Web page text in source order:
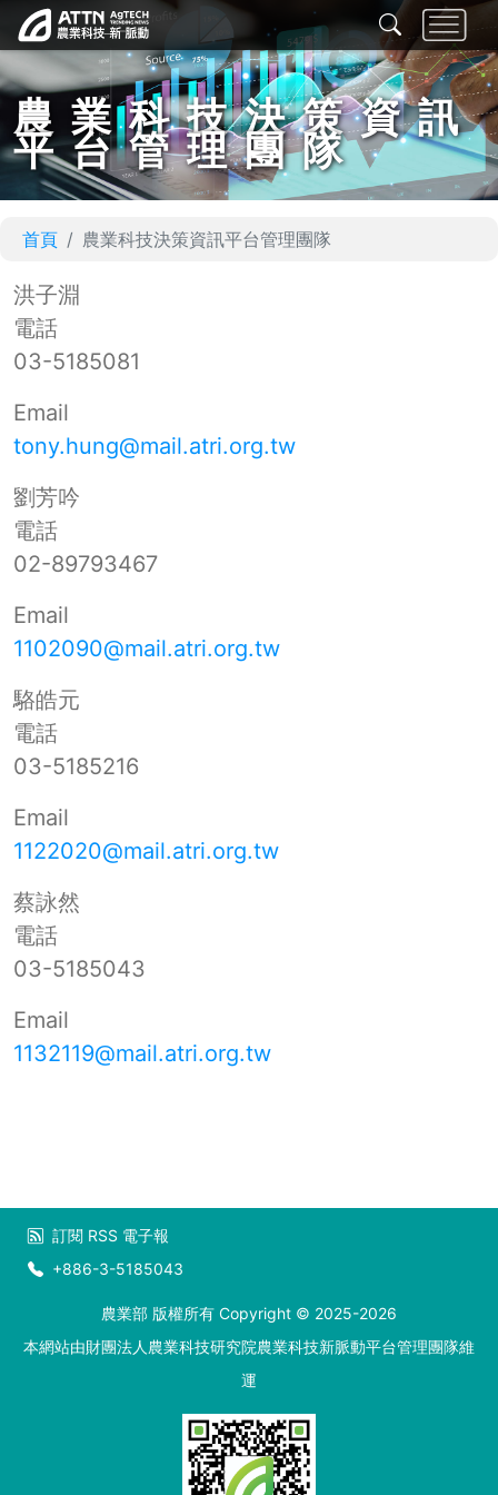
農業科技決策資訊
平台管理團隊
首頁 農業科技決策資訊平台管理團隊
洪子淵
電話
03-5185081
Email
tony.hung@mail.atri.org.tw
劉芳吟
電話
02-89793467
Email
1102090@mail.atri.org.tw
駱皓元
電話
03-5185216
Email
1122020@mail.atri.org.tw
蔡詠然
電話
03-5185043
Email
1132119@mail.atri.org.tw
訂閱 RSS 電子報
+886-3-5185043
農業部 版權所有 Copyright © 2025-2026
本網站由財團法人農業科技研究院農業科技新脈動平台管理團隊維
運